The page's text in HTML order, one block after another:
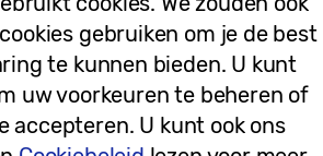
tikt. Dus vraag je:
hotel met twee koffers?”
gebruiken om je de best
te kunnen bieden. U kunt
uw voorkeuren te beheren of
accepteren. U kunt ook ons